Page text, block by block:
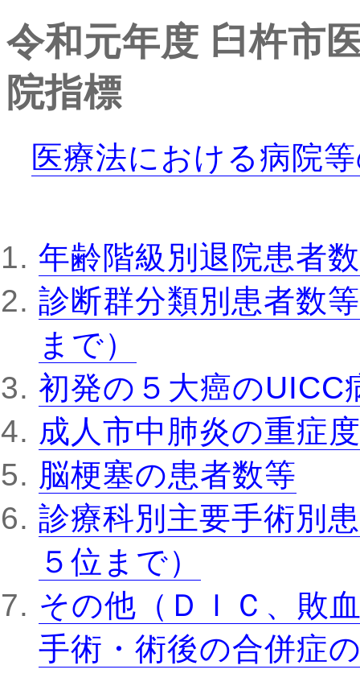
令和元年度 臼杵市
院指標
医療法における病院
年齢階級別退院患者数
診断群分類別患者数
まで）
初発の５大癌のUICC
成人市中肺炎の重症
脳梗塞の患者数等
診療科別主要手術別
５位まで）
その他（ＤＩＣ、敗
手術・術後の合併症